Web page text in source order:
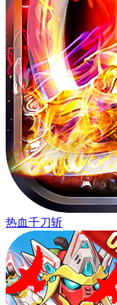
热血千刀斩